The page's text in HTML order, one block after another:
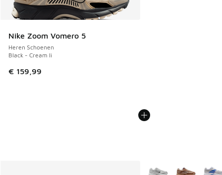
Nike Zoom Vomero 5
Heren Schoenen
Black - Cream Ii
€ 159,99
Meer kleuren